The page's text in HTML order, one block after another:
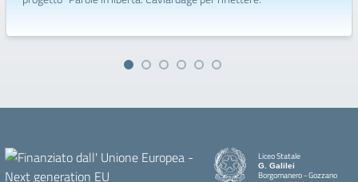
Liceo Statale
G. Galilei
Borgomanero - Gozzano